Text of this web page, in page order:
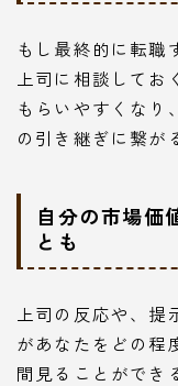
もし最終的に転職
上司に相談して
もらいやすくなり
の引き継ぎに繋が
自分の市場価
とも
上司の反応や、
があなたをどの程
間見ることができ